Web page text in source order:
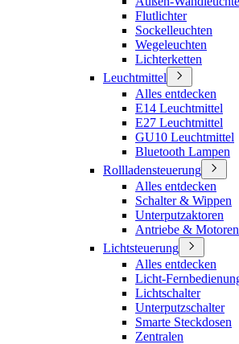
Flutlichter
Sockelleuchten
Wegeleuchten
Lichterketten
Leuchtmittel
Alles entdecken
E14 Leuchtmittel
E27 Leuchtmittel
GU10 Leuchtmittel
Bluetooth Lampen
Rollladensteuerung
Alles entdecken
Schalter & Wippen
Unterputzaktoren
Antriebe & Motoren
Lichtsteuerung
Alles entdecken
Licht-
Lichtschalter
Unterputzschalter
Smarte Steckdosen
Zentralen